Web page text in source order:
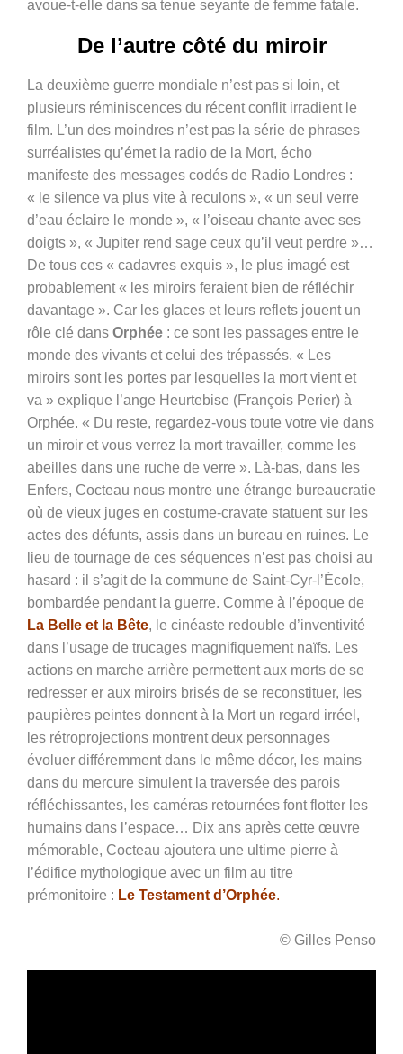
avoue-t-elle dans sa tenue seyante de femme fatale.
De l’autre côté du miroir
La deuxième guerre mondiale n’est pas si loin, et
plusieurs réminiscences du récent conflit irradient le
film. L’un des moindres n’est pas la série de phrases
surréalistes qu’émet la radio de la Mort, écho
manifeste des messages codés de Radio Londres :
« le silence va plus vite à reculons », « un seul verre
d’eau éclaire le monde », « l’oiseau chante avec ses
doigts », « Jupiter rend sage ceux qu’il veut perdre »…
De tous ces « cadavres exquis », le plus imagé est
probablement « les miroirs feraient bien de réfléchir
davantage ». Car les glaces et leurs reflets jouent un
rôle clé dans Orphée : ce sont les passages entre le
monde des vivants et celui des trépassés. « Les
miroirs sont les portes par lesquelles la mort vient et
va » explique l’ange Heurtebise (François Perier) à
Orphée. « Du reste, regardez-vous toute votre vie dans
un miroir et vous verrez la mort travailler, comme les
abeilles dans une ruche de verre ». Là-bas, dans les
Enfers, Cocteau nous montre une étrange bureaucratie
où de vieux juges en costume-cravate statuent sur les
actes des défunts, assis dans un bureau en ruines. Le
lieu de tournage de ces séquences n’est pas choisi au
hasard : il s’agit de la commune de Saint-Cyr-l’École,
bombardée pendant la guerre. Comme à l’époque de
La Belle et la Bête, le cinéaste redouble d’inventivité
dans l’usage de trucages magnifiquement naïfs. Les
actions en marche arrière permettent aux morts de se
redresser er aux miroirs brisés de se reconstituer, les
paupières peintes donnent à la Mort un regard irréel,
les rétroprojections montrent deux personnages
évoluer différemment dans le même décor, les mains
dans du mercure simulent la traversée des parois
réfléchissantes, les caméras retournées font flotter les
humains dans l’espace… Dix ans après cette œuvre
mémorable, Cocteau ajoutera une ultime pierre à
l’édifice mythologique avec un film au titre
prémonitoire : Le Testament d’Orphée.
© Gilles Penso